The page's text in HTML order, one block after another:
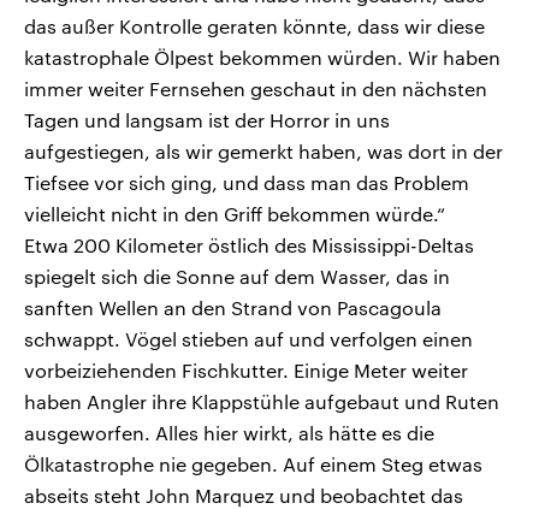
das außer Kontrolle geraten könnte, dass wir diese
katastrophale Ölpest bekommen würden. Wir haben
immer weiter Fernsehen geschaut in den nächsten
Tagen und langsam ist der Horror in uns
aufgestiegen, als wir gemerkt haben, was dort in der
Tiefsee vor sich ging, und dass man das Problem
vielleicht nicht in den Griff bekommen würde.“
Etwa 200 Kilometer östlich des Mississippi-Deltas
spiegelt sich die Sonne auf dem Wasser, das in
sanften Wellen an den Strand von Pascagoula
schwappt. Vögel stieben auf und verfolgen einen
vorbeiziehenden Fischkutter. Einige Meter weiter
haben Angler ihre Klappstühle aufgebaut und Ruten
ausgeworfen. Alles hier wirkt, als hätte es die
Ölkatastrophe nie gegeben. Auf einem Steg etwas
abseits steht John Marquez und beobachtet das